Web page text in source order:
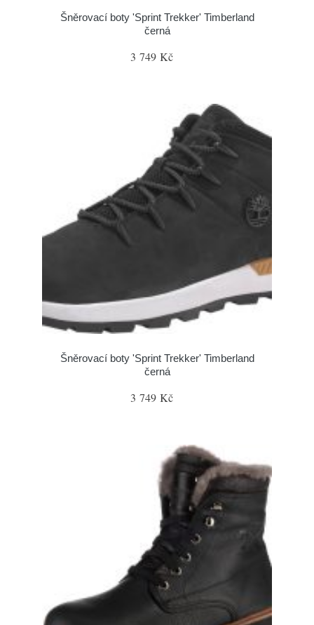
Šněrovací boty 'Sprint Trekker' Timberland
černá
3 749 Kč
Šněrovací boty 'Sprint Trekker' Timberland
černá
3 749 Kč